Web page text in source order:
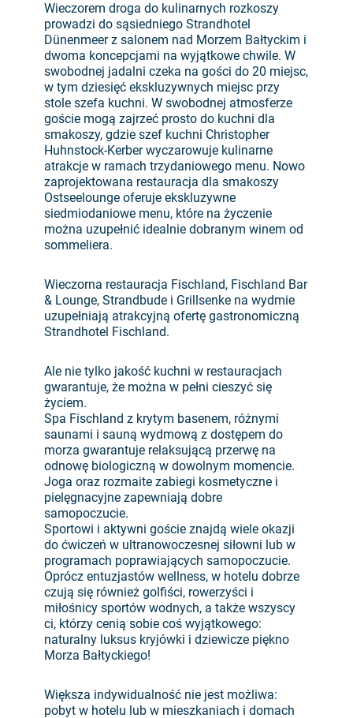
Wieczorem droga do kulinarnych rozkoszy
prowadzi do sąsiedniego Strandhotel
Dünenmeer z salonem nad Morzem Bałtyckim i
dwoma koncepcjami na wyjątkowe chwile. W
swobodnej jadalni czeka na gości do 20 miejsc,
w tym dziesięć ekskluzywnych miejsc przy
stole szefa kuchni. W swobodnej atmosferze
goście mogą zajrzeć prosto do kuchni dla
smakoszy, gdzie szef kuchni Christopher
Huhnstock-Kerber wyczarowuje kulinarne
atrakcje w ramach trzydaniowego menu. Nowo
zaprojektowana restauracja dla smakoszy
Ostseelounge oferuje ekskluzywne
siedmiodaniowe menu, które na życzenie
można uzupełnić idealnie dobranym winem od
sommeliera.
Wieczorna restauracja Fischland, Fischland Bar
& Lounge, Strandbude i Grillsenke na wydmie
uzupełniają atrakcyjną ofertę gastronomiczną
Strandhotel Fischland.
Ale nie tylko jakość kuchni w restauracjach
gwarantuje, że można w pełni cieszyć się
życiem.
Spa Fischland z krytym basenem, różnymi
saunami i sauną wydmową z dostępem do
morza gwarantuje relaksującą przerwę na
odnowę biologiczną w dowolnym momencie.
Joga oraz rozmaite zabiegi kosmetyczne i
pielęgnacyjne zapewniają dobre
samopoczucie.
Sportowi i aktywni goście znajdą wiele okazji
do ćwiczeń w ultranowoczesnej siłowni lub w
programach poprawiających samopoczucie.
Oprócz entuzjastów wellness, w hotelu dobrze
czują się również golfiści, rowerzyści i
miłośnicy sportów wodnych, a także wszyscy
ci, którzy cenią sobie coś wyjątkowego:
naturalny luksus kryjówki i dziewicze piękno
Morza Bałtyckiego!
Większa indywidualność nie jest możliwa:
pobyt w hotelu lub w mieszkaniach i domach